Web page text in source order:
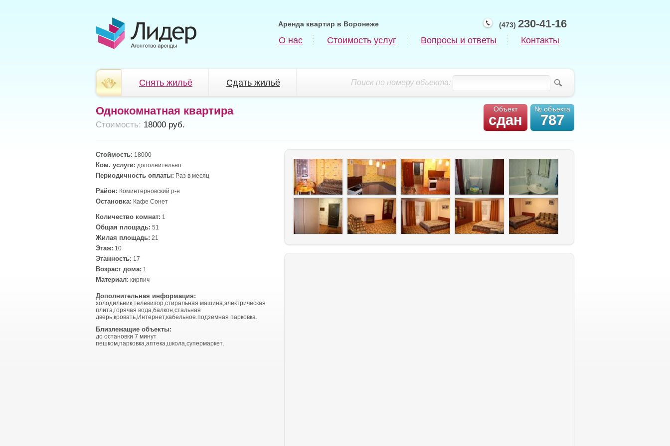
(473) 230-41-16
Аренда квартир в Воронеже
О нас Стоимость услуг Вопросы и ответы Контакты
Поиск по номеру объекта:
Снять жильё Сдать жильё
Объект
сдан
№ объекта
787
Однокомнатная квартира
Cтоимость: 18000 руб.
Стоймость: 18000
Ком. услуги: дополнительно
Периодичность оплаты: Раз в месяц
Район: Коминтерновский р-н
Остановка: Кафе Сонет
Количество комнат: 1
Общая площадь: 51
Жилая площадь: 21
Этаж: 10
Этажность: 17
Возраст дома: 1
Материал: кирпич
Дополнительная информация:
холодильник,телевизор,стиральная машина,электрическая
плита,горячая вода,балкон,стальная
дверь,кровать,Интернет,кабельное.подземная парковка.
Близлежащие объекты:
до остановки 7 минут
пешком,парковка,аптека,школа,супермаркет,